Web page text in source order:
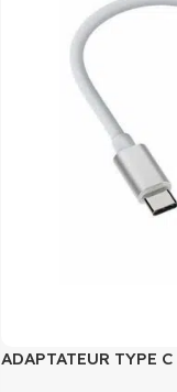
ADAPTATEUR TYPE